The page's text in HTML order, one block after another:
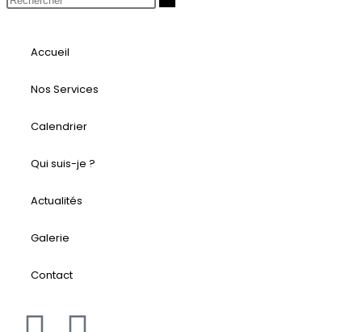
Accueil
Nos Services
Calendrier
Qui suis-je ?
Actualités
Galerie
Contact